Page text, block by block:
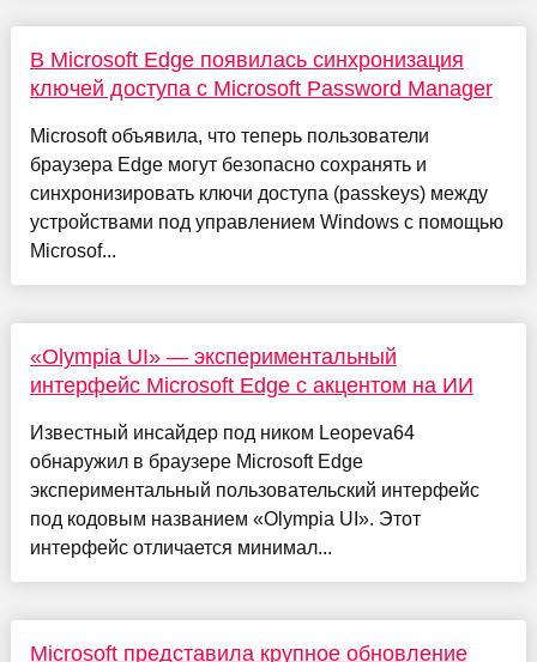
В Microsoft Edge появилась синхронизация
ключей доступа с Microsoft Password Manager
Microsoft объявила, что теперь пользователи
браузера Edge могут безопасно сохранять и
синхронизировать ключи доступа (passkeys) между
устройствами под управлением Windows с помощью
Microsof...
«Olympia UI» — экспериментальный
интерфейс Microsoft Edge с акцентом на ИИ
Известный инсайдер под ником Leopeva64
обнаружил в браузере Microsoft Edge
экспериментальный пользовательский интерфейс
под кодовым названием «Olympia UI». Этот
интерфейс отличается минимал...
Microsoft представила крупное обновление